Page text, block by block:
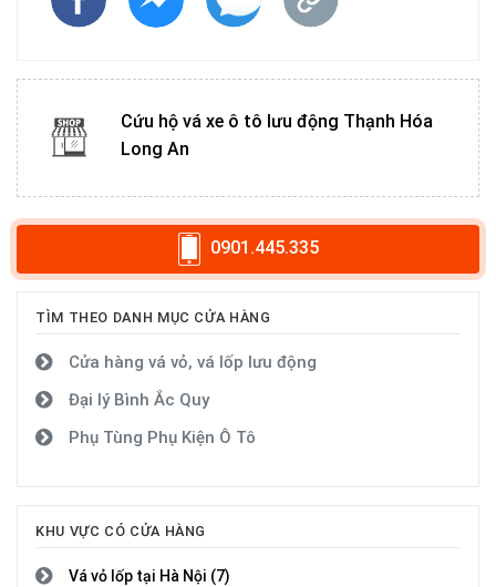
Cứu hộ vá xe ô tô lưu động Thạnh Hóa
Long An
0901.445.335
TÌM THEO DANH MỤC CỬA HÀNG
Cửa hàng vá vỏ, vá lốp lưu động
Đại lý Bình Ắc Quy
Phụ Tùng Phụ Kiện Ô Tô
KHU VỰC CÓ CỬA HÀNG
Vá vỏ lốp tại Hà Nội (7)